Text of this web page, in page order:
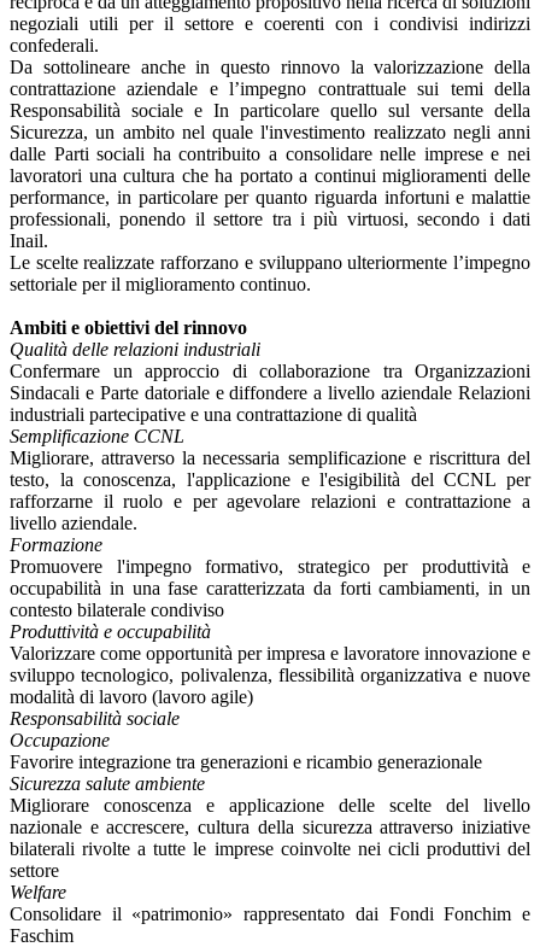
negoziali utili per il settore e coerenti con i condivisi indirizzi
confederali.
Da sottolineare anche in questo rinnovo la valorizzazione della
contrattazione aziendale e l’impegno contrattuale sui temi della
Responsabilità sociale e In particolare quello sul versante della
Sicurezza, un ambito nel quale l'investimento realizzato negli anni
dalle Parti sociali ha contribuito a consolidare nelle imprese e nei
lavoratori una cultura che ha portato a continui miglioramenti delle
performance, in particolare per quanto riguarda infortuni e malattie
professionali, ponendo il settore tra i più virtuosi, secondo i dati
Inail.
Le scelte realizzate rafforzano e sviluppano ulteriormente l’impegno
settoriale per il miglioramento continuo.
Ambiti e obiettivi del rinnovo
Qualità delle relazioni industriali
Confermare un approccio di collaborazione tra Organizzazioni
Sindacali e Parte datoriale e diffondere a livello aziendale Relazioni
industriali partecipative e una contrattazione di qualità
Semplificazione CCNL
Migliorare, attraverso la necessaria semplificazione e riscrittura del
testo, la conoscenza, l'applicazione e l'esigibilità del CCNL per
rafforzarne il ruolo e per agevolare relazioni e contrattazione a
livello aziendale.
Formazione
Promuovere l'impegno formativo, strategico per produttività e
occupabilità in una fase caratterizzata da forti cambiamenti, in un
contesto bilaterale condiviso
Produttività e occupabilità
Valorizzare come opportunità per impresa e lavoratore innovazione e
sviluppo tecnologico, polivalenza, flessibilità organizzativa e nuove
modalità di lavoro (lavoro agile)
Responsabilità sociale
Occupazione
Favorire integrazione tra generazioni e ricambio generazionale
Sicurezza salute ambiente
Migliorare conoscenza e applicazione delle scelte del livello
nazionale e accrescere, cultura della sicurezza attraverso iniziative
bilaterali rivolte a tutte le imprese coinvolte nei cicli produttivi del
settore
Welfare
Consolidare il «patrimonio» rappresentato dai Fondi Fonchim e
Faschim